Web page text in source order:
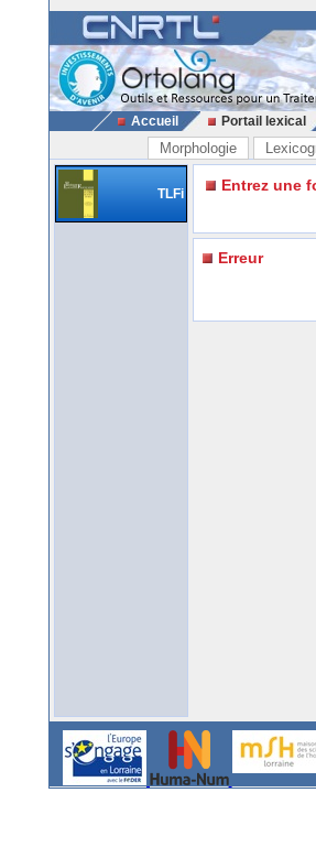
Accueil Portail lexical
Morphologie
TLFi Entrez une
Erreur